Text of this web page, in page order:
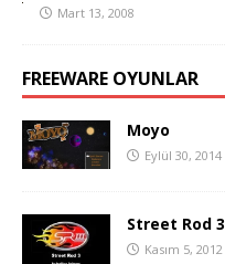
Mart 13, 2008
FREEWARE OYUNLAR
Moyo
Eylül 30, 2014
Street Rod 3
Kasım 5, 2012